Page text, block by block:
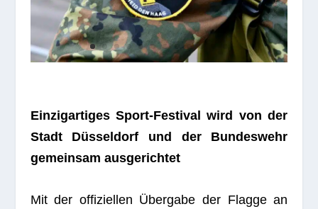
Ein­zig­ar­ti­ges Sport-Fes­ti­val wird von der
Stadt Düs­sel­dorf und der Bun­des­wehr
gemein­sam ausgerichtet
Mit der offi­zi­el­len Über­gabe der Flagge an